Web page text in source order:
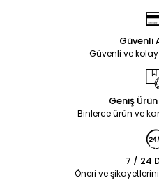
Güvenli
Güvenli ve
Geniş
Binlerce ürün ve
7 / 24
Öneri ve